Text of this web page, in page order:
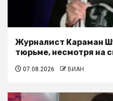
Журналист Караман
тюрьме, несмотря на
07.08.2026 ВИАН